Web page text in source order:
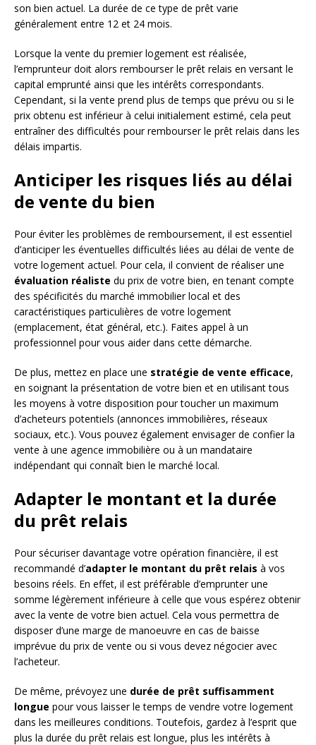
son bien actuel. La durée de ce type de prêt varie
généralement entre 12 et 24 mois.
Lorsque la vente du premier logement est réalisée,
l’emprunteur doit alors rembourser le prêt relais en versant le
capital emprunté ainsi que les intérêts correspondants.
Cependant, si la vente prend plus de temps que prévu ou si le
prix obtenu est inférieur à celui initialement estimé, cela peut
entraîner des difficultés pour rembourser le prêt relais dans les
délais impartis.
Anticiper les risques liés au délai
de vente du bien
Pour éviter les problèmes de remboursement, il est essentiel
d’anticiper les éventuelles difficultés liées au délai de vente de
votre logement actuel. Pour cela, il convient de réaliser une
évaluation réaliste du prix de votre bien, en tenant compte
des spécificités du marché immobilier local et des
caractéristiques particulières de votre logement
(emplacement, état général, etc.). Faites appel à un
professionnel pour vous aider dans cette démarche.
De plus, mettez en place une stratégie de vente efficace,
en soignant la présentation de votre bien et en utilisant tous
les moyens à votre disposition pour toucher un maximum
d’acheteurs potentiels (annonces immobilières, réseaux
sociaux, etc.). Vous pouvez également envisager de confier la
vente à une agence immobilière ou à un mandataire
indépendant qui connaît bien le marché local.
Adapter le montant et la durée
du prêt relais
Pour sécuriser davantage votre opération financière, il est
recommandé d’adapter le montant du prêt relais à vos
besoins réels. En effet, il est préférable d’emprunter une
somme légèrement inférieure à celle que vous espérez obtenir
avec la vente de votre bien actuel. Cela vous permettra de
disposer d’une marge de manoeuvre en cas de baisse
imprévue du prix de vente ou si vous devez négocier avec
l’acheteur.
De même, prévoyez une durée de prêt suffisamment
longue pour vous laisser le temps de vendre votre logement
dans les meilleures conditions. Toutefois, gardez à l’esprit que
plus la durée du prêt relais est longue, plus les intérêts à